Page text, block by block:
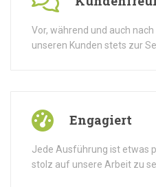
Vor, während und auch
unseren Kunden stets zur
Engagiert
Jede Ausführung ist etwas
stolz auf unsere Arbeit zu